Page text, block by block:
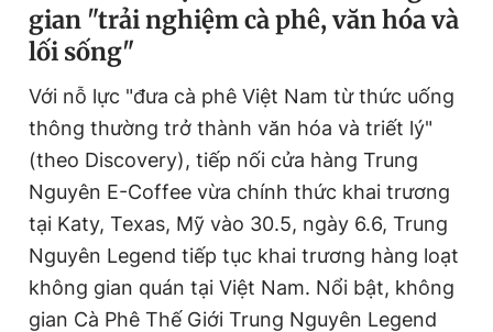
Phó tổng biên tập: Trần Việt Hưng
Tổng thư ký tòa soạn: Đức Trung
Giấy phép xuất bản số 110/GP - BTTTT cấp ngày 24.3.2020
© 2003-2026 Bản quyền thuộc về Báo Thanh Niên. Cấm sao
chép dưới mọi hình thức nếu không có sự chấp thuận bằng văn
bản. Phát triển bởi ePi Technologies, JSC.
gian "trải nghiệm cà phê, văn hóa và
lối sống"
Với nỗ lực "đưa cà phê Việt Nam từ thức uống
thông thường trở thành văn hóa và triết lý"
(theo Discovery), tiếp nối cửa hàng Trung
Nguyên E-Coffee vừa chính thức khai trương
tại Katy, Texas, Mỹ vào 30.5, ngày 6.6, Trung
Nguyên Legend tiếp tục khai trương hàng loạt
không gian quán tại Việt Nam. Nổi bật, không
gian Cà Phê Thế Giới Trung Nguyên Legend